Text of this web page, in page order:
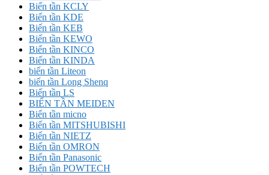
Biến tần KCLY
Biến tần KDE
Biến tần KEB
Biến tần KEWO
Biến tần KINCO
Biến tần KINDA
biến tần Liteon
biến tần Long Shenq
Biến tần LS
BIẾN TẦN MEIDEN
Biến tần micno
Biến tần MITSHUBISHI
Biến tần NIETZ
Biến tần OMRON
Biến tần Panasonic
Biến tần POWTECH